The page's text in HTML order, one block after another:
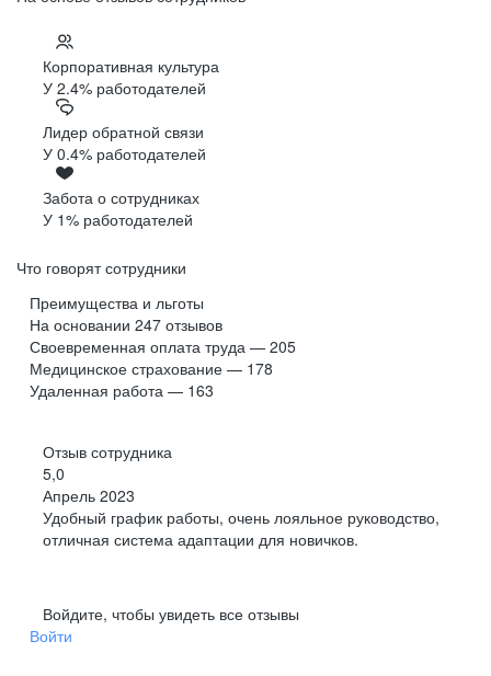
Корпоративная культура
У 2.4% работодателей
Лидер обратной связи
У 0.4% работодателей
Забота о сотрудниках
У 1% работодателей
Что говорят сотрудники
Преимущества и льготы
На основании 247 отзывов
Своевременная оплата труда — 205
Медицинское страхование — 178
Удаленная работа — 163
Отзыв сотрудника
5,0
Апрель 2023
Удобный график работы, очень лояльное руководство,
отличная система адаптации для новичков.
Войдите, чтобы увидеть все отзывы
Войти